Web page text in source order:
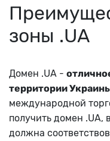
зоны .UA
Домен .UA -
территории
международной
получить домен
должна